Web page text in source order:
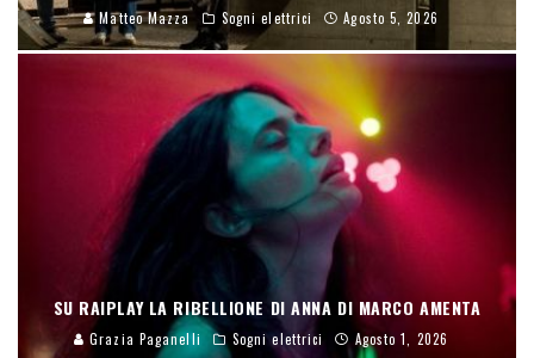
Matteo Mazza Sogni elettrici Agosto 5, 2026
SU RAIPLAY LA RIBELLIONE DI ANNA DI MARCO AMENTA
Grazia Paganelli Sogni elettrici Agosto 1, 2026